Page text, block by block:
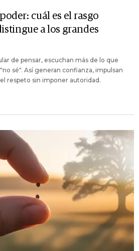
cuál es el rasgo
a los grandes
de pensar, escuchan más de lo que
sé". Así generan confianza, impulsan
respeto sin imponer autoridad.